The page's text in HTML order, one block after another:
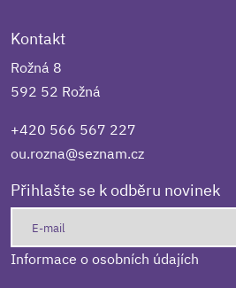
Kontakt
Rožná 8
592 52 Rožná
+420 566 567 227
ou.rozna@seznam.cz
Přihlašte se k odběru novinek
Informace o osobních údajích